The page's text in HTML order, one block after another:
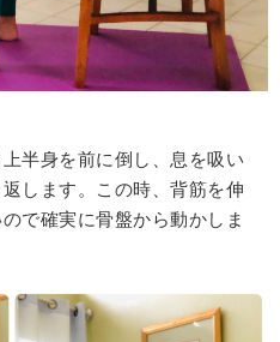
半身を前に倒し、息を吸い
します。この時、背筋を伸
で確実に骨盤から動かしま